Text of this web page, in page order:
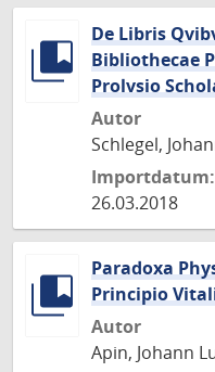
De Libris
Bibliothecae
Prolvsio
Autor
Schlegel,
Importdatum:
26.03.2018
Paradoxa
Principio
Autor
Apin, Johann